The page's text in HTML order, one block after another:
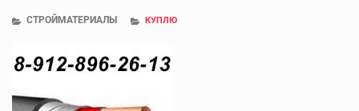
СТРОЙМАТЕРИАЛЫ КУПЛЮ